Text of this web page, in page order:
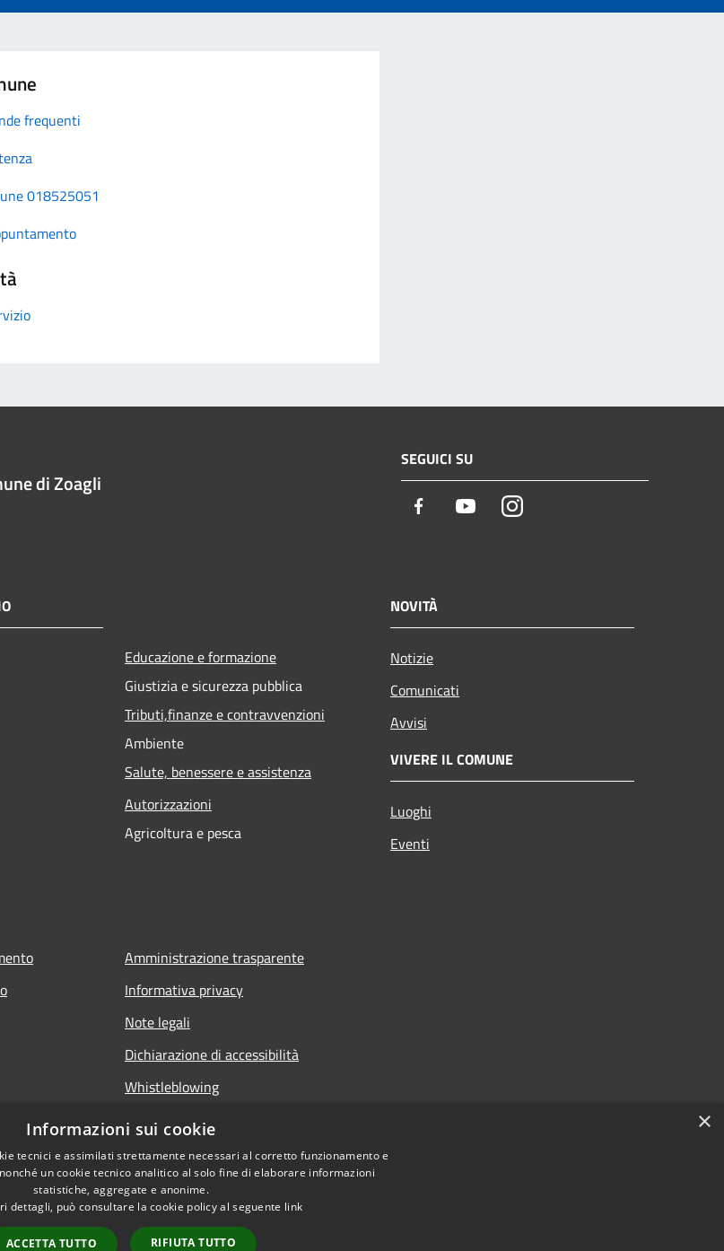
frequenti
018525051
di Zoagli
SEGUICI SU
Facebook YoutubeInstagram
Educazione e formazione
Giustizia e sicurezza pubblica
Tributi,finanze e contravvenzioni
Ambiente
Salute, benessere e assistenza
Autorizzazioni
Agricoltura e pesca
NOVITÀ
Notizie
Comunicati
Avvisi
VIVERE IL COMUNE
Luoghi
Eventi
Amministrazione trasparente
Informativa privacy
Note legali
Dichiarazione di accessibilità
Whistleblowing
Piano di miglioramento dei servizi
×
Informazioni sui cookie
tecnici e assimilati strettamente necessari al corretto funzionamento e
un cookie tecnico analitico al solo fine di elaborare informazioni
statistiche, aggregate e anonime.
dettagli, può consultare la cookie policy al seguente link
ACCETTA TUTTO RIFIUTA TUTTO